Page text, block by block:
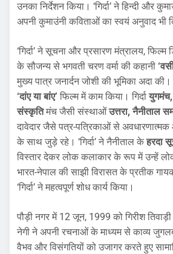
उनका निर्देशन किया। ‘गिर्दा’ ने हिन्दी और
अपनी कुमाउंनी कविताओं का स्वयं अनुवाद भी
‘गिर्दा’ ने सूचना और प्रसारण मंत्रालय, फिल्म
के सौजन्य से भगवती चरण वर्मा की कहानी
मुख्य पात्र जनार्दन जोशी की भूमिका अदा
‘दांए या बांए’ फिल्म में काम किया। गिर्दा
संस्कृतिमंच जैसी संस्थाओंउत्तरा, नैनीताल
दावेदार जैसे पत्र-पत्रिकाओं से
के साथ जुड़े रहे। ‘गिर्दा’ ने नैनीताल केहरदा
विस्तार देकर लोक कलाकार के रूप में उन्हें
भारत-नेपाल की साझी विरासत के प्रतीक
‘गिर्दा’ ने महत्वपूर्ण शोध कार्य किया।
पौड़ी नगर में 12 जून, 1999 को गिरीश तिवाड़ी
नेगी ने अपनी रचनाओं के माध्यम से काव्य
वैभव और विसंगतियों को उजागर करते हुए